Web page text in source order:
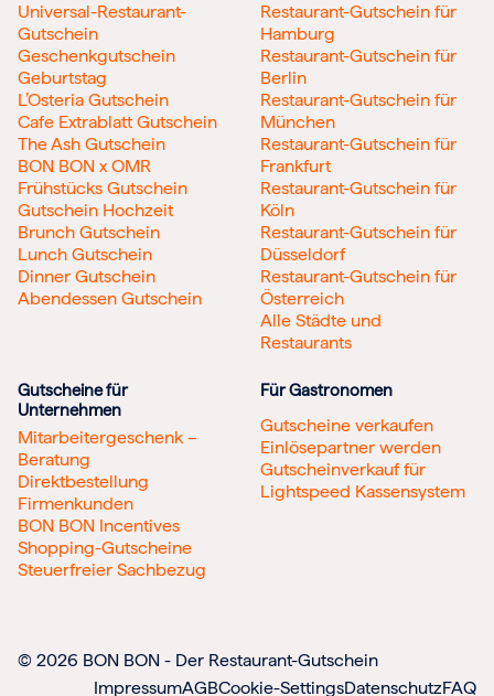
Universal-Restaurant-
Gutschein
Geschenkgutschein
Geburtstag
L’Osteria Gutschein
Cafe Extrablatt Gutschein
The Ash Gutschein
BON BON x OMR
Frühstücks Gutschein
Gutschein Hochzeit
Brunch Gutschein
Lunch Gutschein
Dinner Gutschein
Abendessen Gutschein
Restaurant-Gutschein für
Hamburg
Restaurant-Gutschein für
Berlin
Restaurant-Gutschein für
München
Restaurant-Gutschein für
Frankfurt
Restaurant-Gutschein für
Köln
Restaurant-Gutschein für
Düsseldorf
Restaurant-Gutschein für
Österreich
Alle Städte und
Restaurants
Gutscheine für
Unternehmen
Mitarbeitergeschenk –
Beratung
Direktbestellung
Firmenkunden
BON BON Incentives
Shopping-Gutscheine
Steuerfreier Sachbezug
Für Gastronomen
Gutscheine verkaufen
Einlösepartner werden
Gutscheinverkauf für
Lightspeed Kassensystem
© 2026 BON BON - Der Restaurant-Gutschein
ImpressumAGBCookie-SettingsDatenschutzFAQ